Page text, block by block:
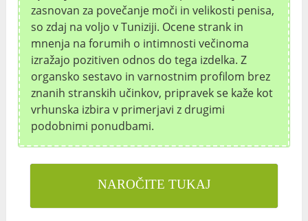
zasnovan za povečanje moči in velikosti penisa,
so zdaj na voljo v Tuniziji. Ocene strank in
mnenja na forumih o intimnosti večinoma
izražajo pozitiven odnos do tega izdelka. Z
organsko sestavo in varnostnim profilom brez
znanih stranskih učinkov, pripravek se kaže kot
vrhunska izbira v primerjavi z drugimi
podobnimi ponudbami.
NAROČITE TUKAJ